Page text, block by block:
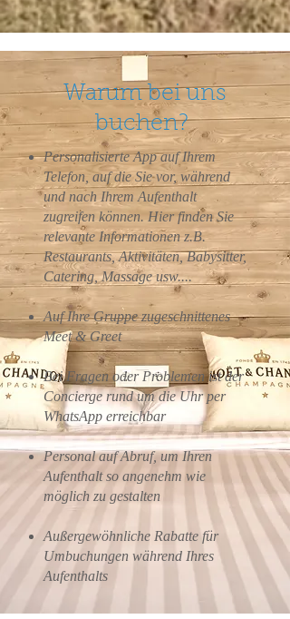
Warum bei uns
buchen?
Personalisierte App auf Ihrem
Telefon, auf die Sie vor, während
und nach Ihrem Aufenthalt
zugreifen können. Hier finden Sie
relevante Informationen z.B.
Restaurants, Aktivitäten, Babysitter,
Catering, Massage usw....
Auf Ihre Gruppe zugeschnittenes
Meet & Greet
Bei Fragen oder Problemen ist der
Concierge rund um die Uhr per
WhatsApp erreichbar
Personal auf Abruf, um Ihren
Aufenthalt so angenehm wie
möglich zu gestalten
Außergewöhnliche Rabatte für
Umbuchungen während Ihres
Aufenthalts